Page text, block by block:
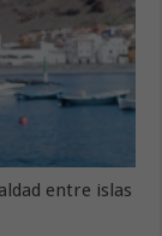
entre islas